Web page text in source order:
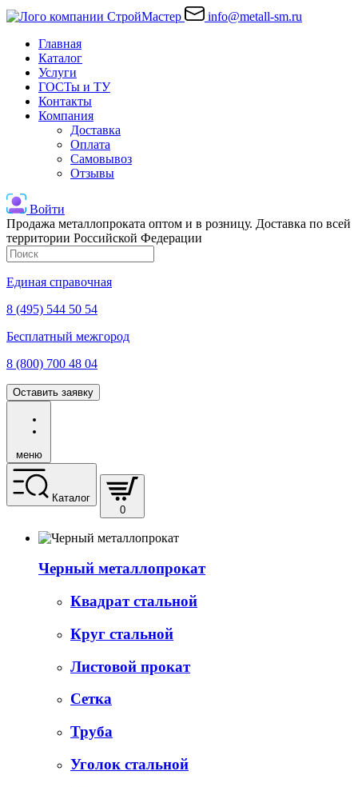
info@metall-sm.ru
Главная
Каталог
Услуги
ГОСТы и ТУ
Контакты
Компания
Доставка
Оплата
Самовывоз
Отзывы
Войти
Продажа металлопроката оптом и в розницу. Доставка по всей
территории Российской Федерации
Единая справочная
8 (495) 544 50 54
Бесплатный межгород
8 (800) 700 48 04
Оставить заявку
меню
Каталог
0
Черный металлопрокат
Квадрат стальной
Круг стальной
Листовой прокат
Сетка
Труба
Уголок стальной